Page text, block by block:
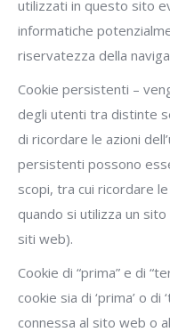
utilizzati in questo sito
informatiche
riservatezza della
Cookie persistenti –
degli utenti tra distinte
di ricordare le azioni
persistenti possono
scopi, tra cui ricordare
quando si utilizza un
siti web).
Cookie di “prima” e di
cookie sia di ‘prima’ o
connessa al sito web o